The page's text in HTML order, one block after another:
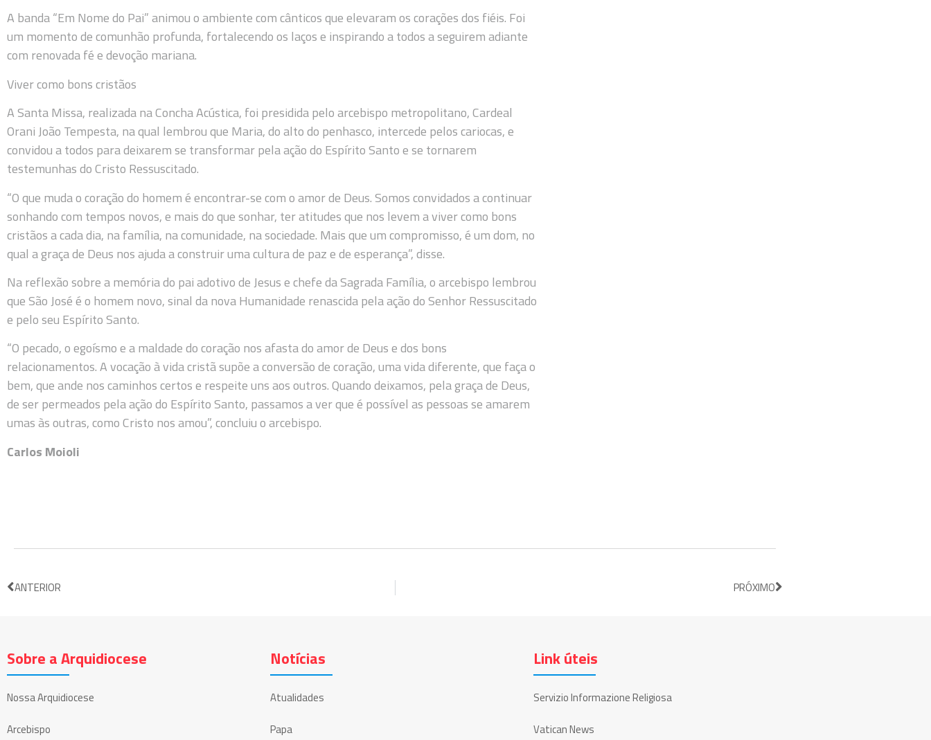
A banda “Em Nome do Pai” animou o ambiente com cânticos que elevaram os corações dos fiéis. Foi
um momento de comunhão profunda, fortalecendo os laços e inspirando a todos a seguirem adiante
com renovada fé e devoção mariana.
Viver como bons cristãos
A Santa Missa, realizada na Concha Acústica, foi presidida pelo arcebispo metropolitano, Cardeal
Orani João Tempesta, na qual lembrou que Maria, do alto do penhasco, intercede pelos cariocas, e
convidou a todos para deixarem se transformar pela ação do Espírito Santo e se tornarem
testemunhas do Cristo Ressuscitado.
“O que muda o coração do homem é encontrar-se com o amor de Deus. Somos convidados a continuar
sonhando com tempos novos, e mais do que sonhar, ter atitudes que nos levem a viver como bons
cristãos a cada dia, na família, na comunidade, na sociedade. Mais que um compromisso, é um dom, no
qual a graça de Deus nos ajuda a construir uma cultura de paz e de esperança”, disse.
Na reflexão sobre a memória do pai adotivo de Jesus e chefe da Sagrada Família, o arcebispo lembrou
que São José é o homem novo, sinal da nova Humanidade renascida pela ação do Senhor Ressuscitado
e pelo seu Espírito Santo.
“O pecado, o egoísmo e a maldade do coração nos afasta do amor de Deus e dos bons
relacionamentos. A vocação à vida cristã supõe a conversão de coração, uma vida diferente, que faça o
bem, que ande nos caminhos certos e respeite uns aos outros. Quando deixamos, pela graça de Deus,
de ser permeados pela ação do Espírito Santo, passamos a ver que é possível as pessoas se amarem
umas às outras, como Cristo nos amou”, concluiu o arcebispo.
Carlos Moioli
ANTERIOR PRÓXIMO
Sobre a Arquidiocese
Nossa Arquidiocese
Arcebispo
Notícias
Atualidades
Papa
Link úteis
Servizio Informazione Religiosa
Vatican News